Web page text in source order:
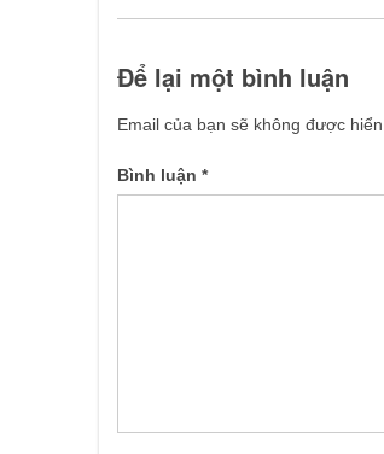
Để lại một bình luận
Email của bạn sẽ không được
Bình luận *